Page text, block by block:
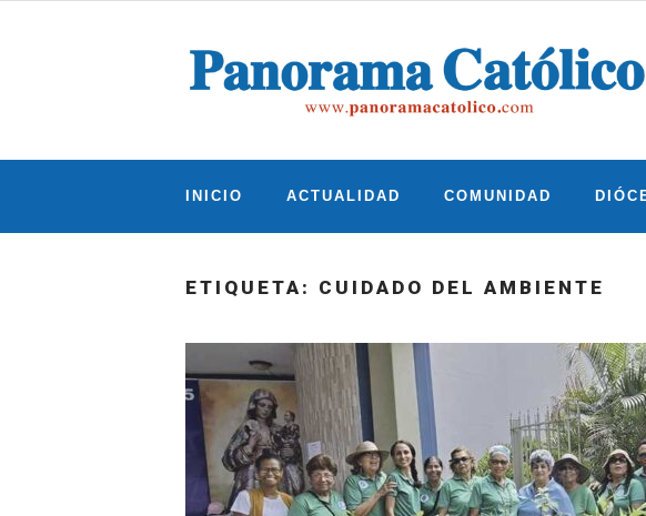
INICIO ACTUALIDAD COMUNIDAD
ETIQUETA: CUIDADO DEL AMBIENTE